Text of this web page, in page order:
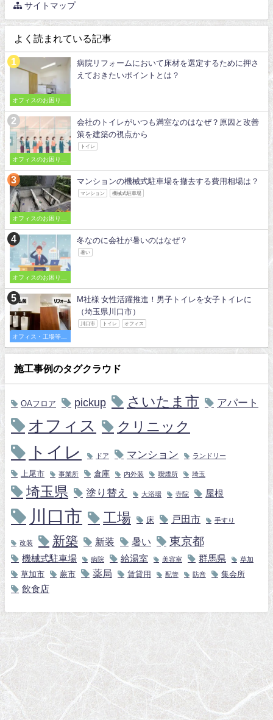
サイトマップ
よく読まれている記事
オフィスのお困りご
とを解決
病院リフォームにおいて床材を選定するために押さ
えておきたいポイントとは？
オフィスのお困りご
とを解決
会社のトイレがいつも満室なのはなぜ？原因と改善
策を建築の視点から
トイレ
オフィスのお困りご
とを解決
マンションの機械式駐車場を撤去する費用相場は？
マンション 機械式駐車場
オフィスのお困りご
とを解決
冬なのに会社が暑いのはなぜ？
暑い
オフィス・工場等の
施工事例
M社様 女性活躍推進！男子トイレを女子トイレに
（埼玉県川口市）
川口市 トイレ オフィス
施工事例のタグクラウド
OAフロア pickup さいたま市 アパート
オフィス クリニック
トイレ ドア マンション ランドリー
上尾市 事業所 倉庫 内外装 喫煙所 埼玉
埼玉県 塗り替え 大浴場 寺院 屋根
川口市 工場 床 戸田市 手すり
改装 新築 新装 暑い 東京都
機械式駐車場 病院 給湯室 美容室 群馬県 草加
草加市 蕨市 薬局 賃貸用 配管 防音 集会所
飲食店